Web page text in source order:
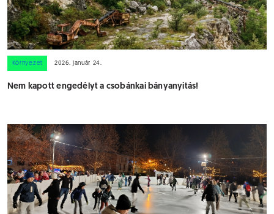
Környezet 2026. január 24.
Nem kapott engedélyt a csobánkai bányanyitás!